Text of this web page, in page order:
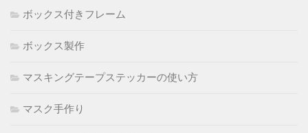
ボックス付きフレーム
ボックス製作
マスキングテープステッカーの使い方
マスク手作り